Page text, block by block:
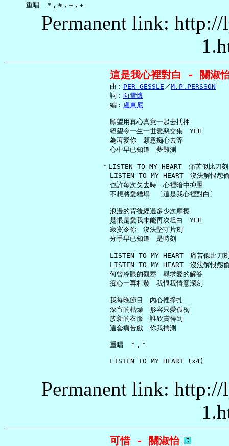
Permanent link:
這是我心裡對白 - 關淑
     曲︰
PER GESSLE ／M.P.PERSSON
     詞︰
向雪懷
     編︰
盧東尼
     願望用真心真意一起去扺押
     絕望令一生一世愛惡交集　YEH
     為著愛你　願意痴心去等
     心中早已知道　夢難測
   ＊LISTEN TO MY HEART　痛苦似比刀刻
LISTEN TO MY HEART　沒法解恨怨
     也許每次失去時　心裡暗中抑壓
     不想將愛糟塌　〔這是我心裡對白〕
     浪漫的背後經過多少次摩擦
     是恨是愛我未能再次坦白　YEH
     寂寞令你　沒法堅守片刻
     分手早已知道　是時刻
LISTEN TO MY HEART　痛苦似比刀
LISTEN TO MY HEART　沒法解恨怨
     何曾冷眼的觀察　尋求愛的解答
     痴心一再枉發　我恨我情意深刻
     我每晚節目　內心裡掙扎
     深宵的枯燥　形容只愛孤獨
     簇新的衣服　誰欣賞得到
     這套痛苦戲　你我揣測
     重唱　＊,＊
Permanent link:
可惜 - 關淑怡